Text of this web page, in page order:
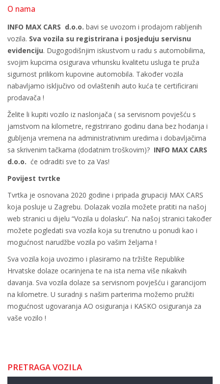
O nama
INFO MAX CARS d.o.o. bavi se uvozom i prodajom rabljenih
vozila. Sva vozila su registrirana i posjeduju servisnu
evidenciju. Dugogodišnjim iskustvom u radu s automobilima,
svojim kupcima osigurava vrhunsku kvalitetu usluga te pruža
sigurnost prilikom kupovine automobila. Također vozila
nabavljamo isključivo od ovlaštenih auto kuća te certificirani
prodavača !
Želite li kupiti vozilo iz naslonjača ( sa servisnom povješću s
jamstvom na kilometre, registrirano godinu dana bez hodanja i
gubljenja vremena na administrativnim uredima i dobavljačima
sa skrivenim tačkama (dodatnim troškovim)? INFO MAX CARS
d.o.o. će odraditi sve to za Vas!
Povijest tvrtke
Tvrtka je osnovana 2020 godine i pripada grupaciji MAX CARS
koja posluje u Zagrebu. Dolazak vozila možete pratiti na našoj
web stranici u dijelu “Vozila u dolasku”. Na našoj stranici također
možete pogledati sva vozila koja su trenutno u ponudi kao i
mogućnost narudžbe vozila po vašim željama !
Sva vozila koja uvozimo i plasiramo na tržište Republike
Hrvatske dolaze ocarinjena te na ista nema više nikakvih
davanja. Sva vozila dolaze sa servisnom povješću i garancijom
na kilometre. U suradnji s našim parterima možemo pružiti
mogućnost ugovaranja AO osiguranja i KASKO osiguranja za
vaše vozilo !
PRETRAGA VOZILA